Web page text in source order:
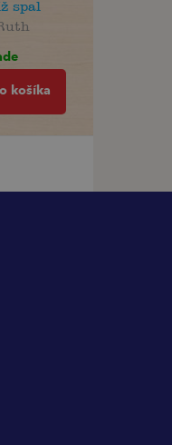
spal
košíka